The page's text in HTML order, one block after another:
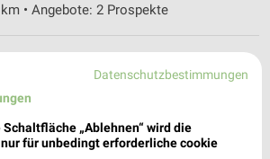
• Angebote: 2 Prospekte
Boll
- 21:00 Uhr | Geöffnet
Datenschutzbestimmungen
„Ablehnen“ wird die
für unbedingt erforderliche cookie